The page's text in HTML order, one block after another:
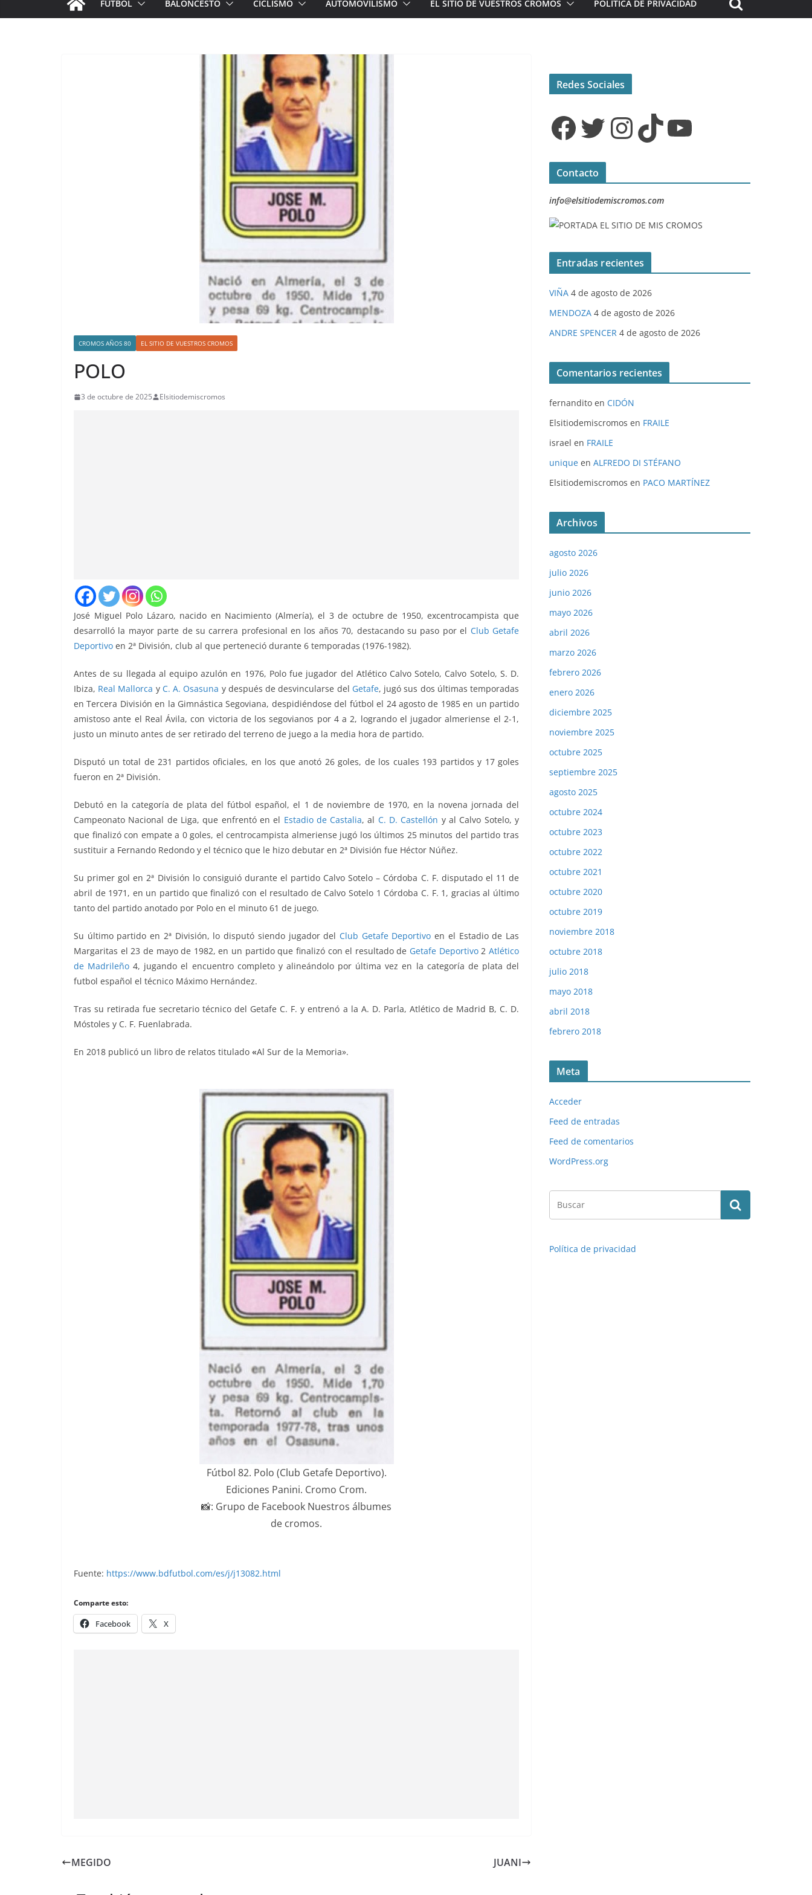
FÚTBOL BALONCESTO CICLISMO AUTOMOVILISMO EL SITIO DE VUESTROS CROMOS POLÍTICA DE PRIVACIDAD
CROMOS AÑOS 80 EL SITIO DE VUESTROS CROMOS
POLO
3 de octubre de 2025 Elsitiodemiscromos
José Miguel Polo Lázaro, nacido en Nacimiento (Almería), el 3 de octubre de 1950, excentrocampista que
desarrolló la mayor parte de su carrera profesional en los años 70, destacando su paso por el Club Getafe
Deportivo en 2ª División, club al que perteneció durante 6 temporadas (1976-1982).
Antes de su llegada al equipo azulón en 1976, Polo fue jugador del Atlético Calvo Sotelo, Calvo Sotelo, S. D.
Ibiza, Real Mallorca y C. A. Osasuna y después de desvincularse del Getafe, jugó sus dos últimas temporadas
en Tercera División en la Gimnástica Segoviana, despidiéndose del fútbol el 24 agosto de 1985 en un partido
amistoso ante el Real Ávila, con victoria de los segovianos por 4 a 2, logrando el jugador almeriense el 2-1,
justo un minuto antes de ser retirado del terreno de juego a la media hora de partido.
Disputó un total de 231 partidos oficiales, en los que anotó 26 goles, de los cuales 193 partidos y 17 goles
fueron en 2ª División.
Debutó en la categoría de plata del fútbol español, el 1 de noviembre de 1970, en la novena jornada del
Campeonato Nacional de Liga, que enfrentó en el Estadio de Castalia, al C. D. Castellón y al Calvo Sotelo, y
que finalizó con empate a 0 goles, el centrocampista almeriense jugó los últimos 25 minutos del partido tras
sustituir a Fernando Redondo y el técnico que le hizo debutar en 2ª División fue Héctor Núñez.
Su primer gol en 2ª División lo consiguió durante el partido Calvo Sotelo – Córdoba C. F. disputado el 11 de
abril de 1971, en un partido que finalizó con el resultado de Calvo Sotelo 1 Córdoba C. F. 1, gracias al último
tanto del partido anotado por Polo en el minuto 61 de juego.
Su último partido en 2ª División, lo disputó siendo jugador del Club Getafe Deportivo en el Estadio de Las
Margaritas el 23 de mayo de 1982, en un partido que finalizó con el resultado de Getafe Deportivo2Atlético
de Madrileño 4, jugando el encuentro completo y alineándolo por última vez en la categoría de plata del
futbol español el técnico Máximo Hernández.
Tras su retirada fue secretario técnico del Getafe C. F. y entrenó a la A. D. Parla, Atlético de Madrid B, C. D.
Móstoles y C. F. Fuenlabrada.
En 2018 publicó un libro de relatos titulado «Al Sur de la Memoria».
Fútbol 82. Polo (Club Getafe Deportivo).
Ediciones Panini. Cromo Crom.
📸: Grupo de Facebook Nuestros álbumes
de cromos.
Fuente: https://www.bdfutbol.com/es/j/j13082.html
Comparte esto:
Facebook X
MEGIDO JUANI
Redes Sociales
Facebook Twitter InstagramTikTok YouTube
Contacto
info@elsitiodemiscromos.com
Entradas recientes
VIÑA 4 de agosto de 2026
MENDOZA 4 de agosto de 2026
ANDRE SPENCER 4 de agosto de 2026
Comentarios recientes
fernandito en CIDÓN
Elsitiodemiscromos en FRAILE
israel en FRAILE
unique en ALFREDO DI STÉFANO
Elsitiodemiscromos en PACO MARTÍNEZ
Archivos
agosto 2026
julio 2026
junio 2026
mayo 2026
abril 2026
marzo 2026
febrero 2026
enero 2026
diciembre 2025
noviembre 2025
octubre 2025
septiembre 2025
agosto 2025
octubre 2024
octubre 2023
octubre 2022
octubre 2021
octubre 2020
octubre 2019
noviembre 2018
octubre 2018
julio 2018
mayo 2018
abril 2018
febrero 2018
Meta
Acceder
Feed de entradas
Feed de comentarios
WordPress.org
Política de privacidad